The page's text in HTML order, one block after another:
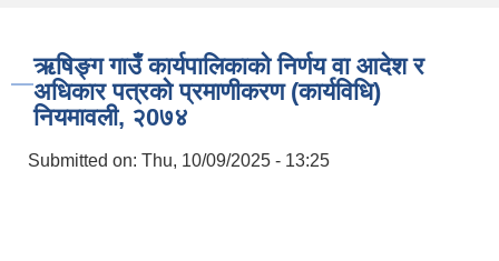
ऋषिङ्ग गाउँ कार्यपालिकाको निर्णय वा आदेश र
अधिकार पत्रको प्रमाणीकरण (कार्यविधि)
नियमावली, २0७४
Submitted on: Thu, 10/09/2025 - 13:25